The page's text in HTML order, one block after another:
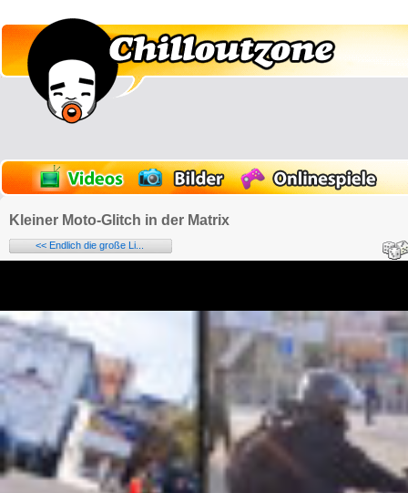
Kleiner Moto-Glitch in der Matrix
<< Endlich die große Li...